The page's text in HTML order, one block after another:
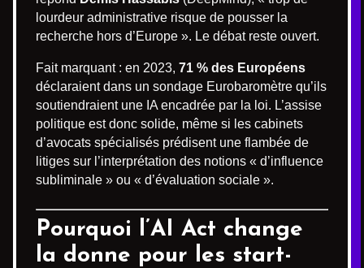
lourdeur administrative risque de pousser la
recherche hors d’Europe ». Le débat reste ouvert.
Fait marquant : en 2023, 71 % des Européens
déclaraient dans un sondage Eurobaromètre qu’ils
soutiendraient une IA encadrée par la loi. L’assise
politique est donc solide, même si les cabinets
d’avocats spécialisés prédisent une flambée de
litiges sur l’interprétation des notions « d’influence
subliminale » ou « d’évaluation sociale ».
Pourquoi l’AI Act change
la donne pour les start-